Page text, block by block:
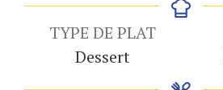
TYPE DE PLAT
Dessert